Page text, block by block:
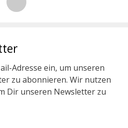
Adresse ein, um unseren
zu abonnieren. Wir nutzen
Dir unseren Newsletter zu